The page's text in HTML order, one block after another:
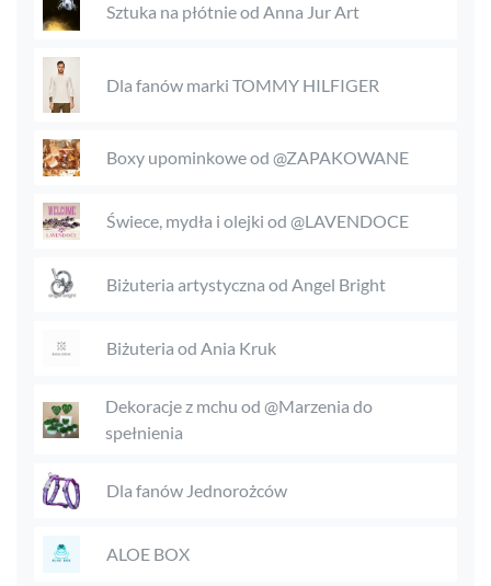
Sztuka na płótnie od Anna Jur Art
Dla fanów marki TOMMY HILFIGER
Boxy upominkowe od @ZAPAKOWANE
Świece, mydła i olejki od @LAVENDOCE
Biżuteria artystyczna od Angel Bright
Biżuteria od Ania Kruk
Dekoracje z mchu od @Marzenia do
spełnienia
Dla fanów Jednorożców
ALOE BOX